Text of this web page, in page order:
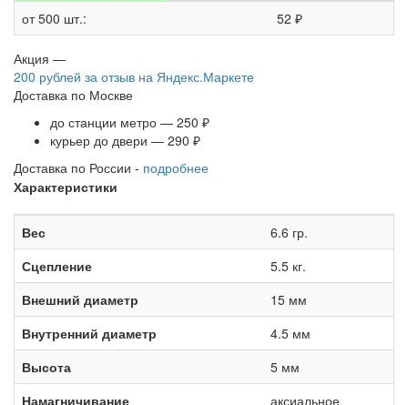
от 500 шт.:
52 ₽
Акция —
200 рублей за отзыв на Яндекс.Маркете
Доставка по Москве
до станции метро — 250 ₽
курьер до двери — 290 ₽
Доставка по России - подробнее
Характеристики
Вес
6.6 гр.
Сцепление
5.5 кг.
Внешний диаметр
15 мм
Внутренний диаметр
4.5 мм
Высота
5 мм
Намагничивание
аксиальное